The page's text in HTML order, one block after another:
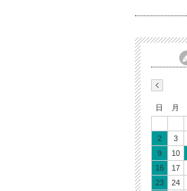
日 月
2
3
9
10
16
17
23
24